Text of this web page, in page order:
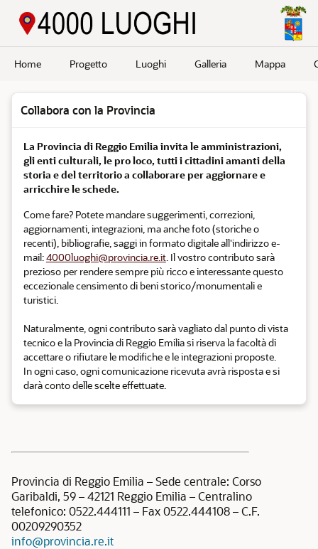
Home Progetto Luoghi Galleria Mappa
Collabora con la Provincia
La Provincia di Reggio Emilia invita le amministrazioni,
gli enti culturali, le pro loco, tutti i cittadini amanti della
storia e del territorio a collaborare per aggiornare e
arricchire le schede.
Come fare? Potete mandare suggerimenti, correzioni,
aggiornamenti, integrazioni, ma anche foto (storiche o
recenti), bibliografie, saggi in formato digitale all'indirizzo e-
mail:4000luoghi@provincia.re.it. Il vostro contributo sarà
prezioso per rendere sempre più ricco e interessante questo
eccezionale censimento di beni storico/monumentali e
turistici.
Naturalmente, ogni contributo sarà vagliato dal punto di vista
tecnico e la Provincia di Reggio Emilia si riserva la facoltà di
accettare o rifiutare le modifiche e le integrazioni proposte.
In ogni caso, ogni comunicazione ricevuta avrà risposta e si
darà conto delle scelte effettuate.
Provincia di Reggio Emilia – Sede centrale: Corso
Garibaldi, 59 – 42121 Reggio Emilia – Centralino
telefonico: 0522.444111 – Fax 0522.444108 – C.F.
00209290352
info@provincia.re.it